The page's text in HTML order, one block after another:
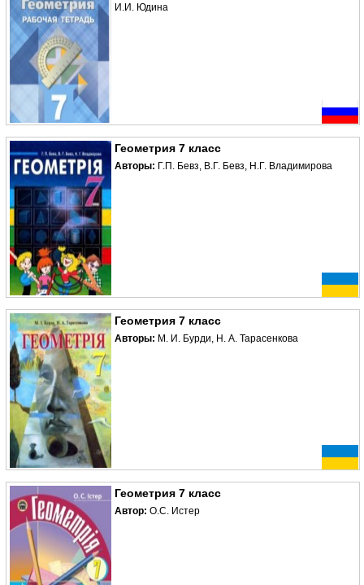
И.И. Юдина
Геометрия 7 класс
Авторы: Г.П. Бевз, В.Г. Бевз, Н.Г. Владимирова
Геометрия 7 класс
Авторы: М. И. Бурди, Н. А. Тарасенкова
Геометрия 7 класс
Автор: О.С. Истер